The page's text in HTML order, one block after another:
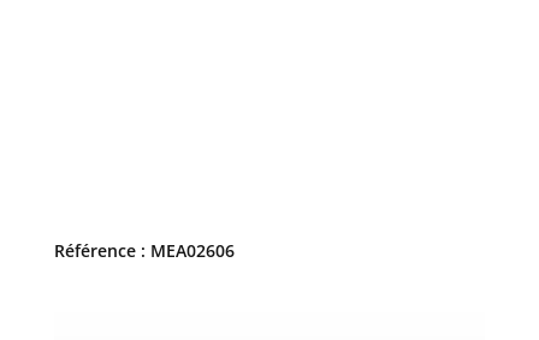
Référence : MEA02606